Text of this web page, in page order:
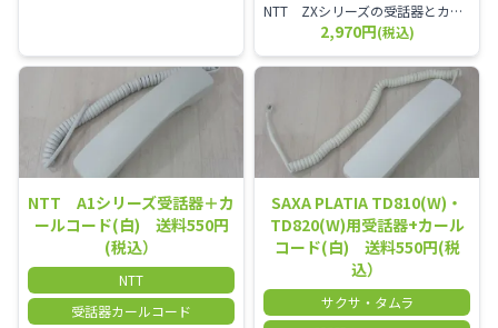
NTT ZXシリーズの受話器とカールコードセット／本商品は中古品となります。 写真では分かりにくいキズ・汚れなどの使用感があります。 経年変化で日焼けの色味が強くなる場合がございます。 予めご理解・ご了承頂きますようお願いいたします。
2,970円(税込)
NTT A1シリーズ受話器＋カ
ールコード(白) 送料550円
(税込）
NTT
受話器カールコード
SAXA PLATIA TD810(W)・
TD820(W)用受話器+カール
コード(白) 送料550円(税
込）
サクサ・タムラ